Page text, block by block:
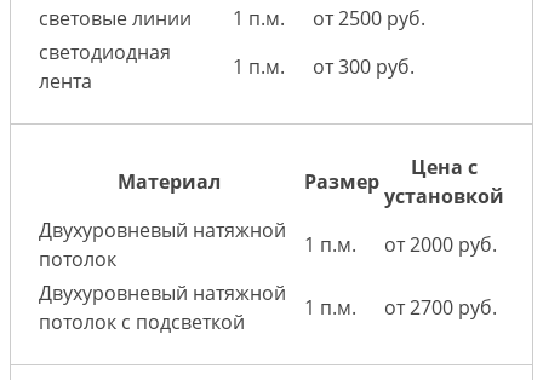
световые линии
1 п.м.
от 2500 руб.
светодиодная
лента
1 п.м. от 300 руб.
Материал Размер
Цена с
установкой
Двухуровневый натяжной
потолок
1 п.м.
от 2000 руб.
Двухуровневый натяжной
потолок с подсветкой
1 п.м. от 2700 руб.